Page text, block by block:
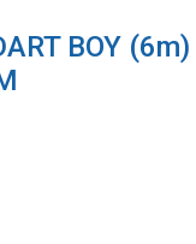
BOY (6m)